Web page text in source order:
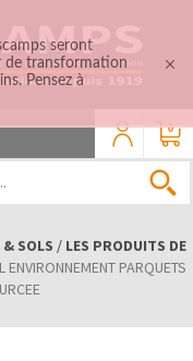
0
& SOLS / LES PRODUITS DE
ENVIRONNEMENT PARQUETS
seront
de transformation
Pensez à